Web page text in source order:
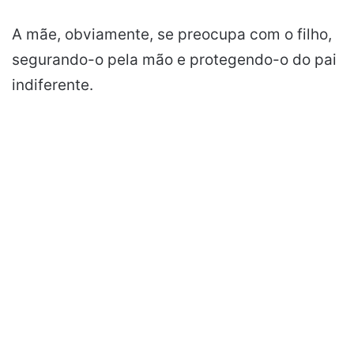
A mãe, obviamente, se preocupa com o filho,
segurando-o pela mão e protegendo-o do pai
indiferente.